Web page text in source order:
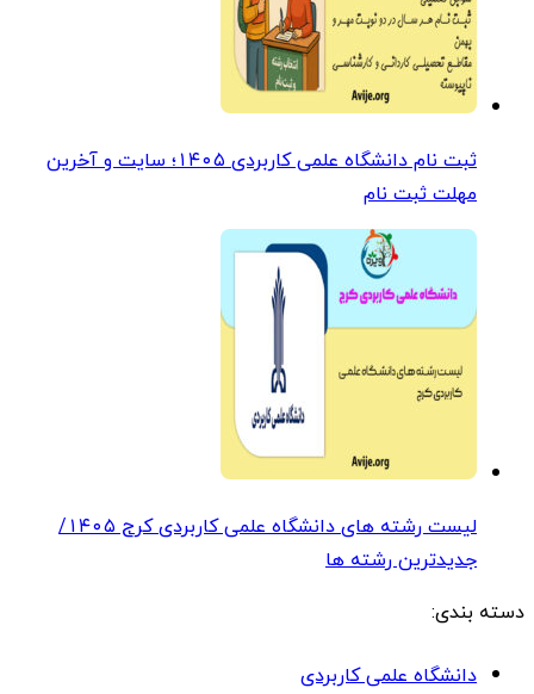
ثبت نام دانشگاه علمی کاربردی ۱۴۰۵؛ سایت و آخرین
مهلت ثبت نام
لیست رشته های دانشگاه علمی کاربردی کرج ۱۴۰۵/
جدیدترین رشته ها
دسته بندی:
دانشگاه علمی کاربردی